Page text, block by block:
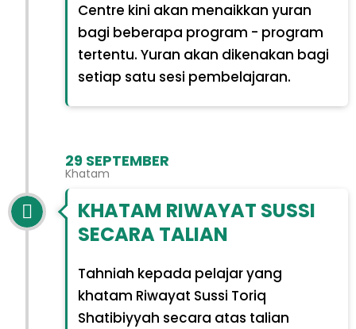
Centre kini akan menaikkan yuran
bagi beberapa program - program
tertentu. Yuran akan dikenakan bagi
setiap satu sesi pembelajaran.
29 SEPTEMBER
Khatam
KHATAM RIWAYAT SUSSI
SECARA TALIAN
Tahniah kepada pelajar yang
khatam Riwayat Sussi Toriq
Shatibiyyah secara atas talian